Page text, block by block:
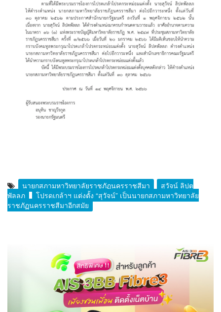
นายกสภามหาวิทยาลัยราชภัฏนครราชสีมา
สุวัจน์ ลิปต
พัลลภ
โปรดเกล้าฯ แต่งตั้ง “สุวัจน์” เป็นนายกสภามหาวิทยาลัย
ราชภัฏนครราชสีมาอีกสมัย